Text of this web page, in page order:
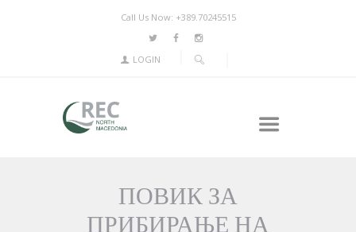
Call Us Now: +389.70245515
LOGIN
ПОВИК ЗА
ПРИБИРАЊЕ НА